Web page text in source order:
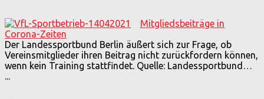
Mitgliedsbeiträge in
Corona-Zeiten
Der Landessportbund Berlin äußert sich zur Frage, ob
Vereinsmitglieder ihren Beitrag nicht zurückfordern können,
wenn kein Training stattfindet. Quelle: Landessportbund…
...